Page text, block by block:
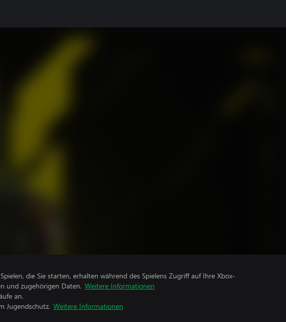
die Sie starten, erhalten während des Spielens Zugriff auf Ihre Xbox-
und zugehörigen Daten. Weitere Informationen
an.
Jugendschutz. Weitere Informationen